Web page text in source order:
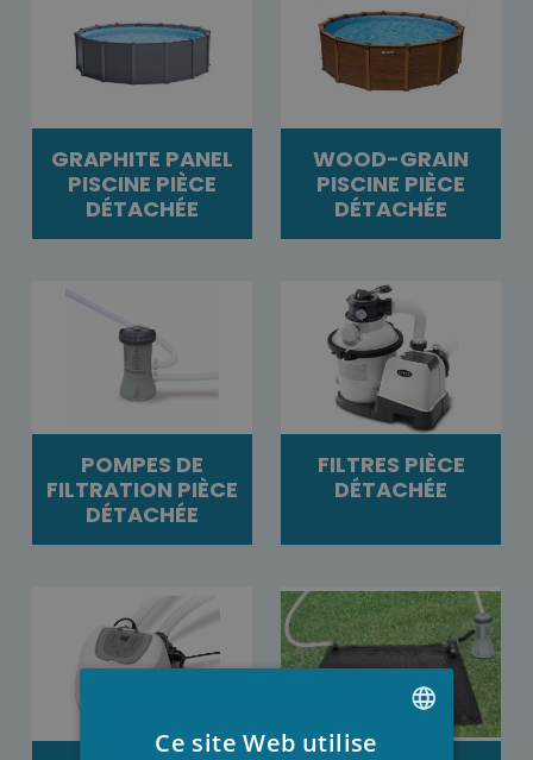
GRAPHITE PANEL
PISCINE PIÈCE
DÉTACHÉE
WOOD-GRAIN
PISCINE PIÈCE
DÉTACHÉE
POMPES DE
FILTRATION PIÈCE
DÉTACHÉE
FILTRES PIÈCE
DÉTACHÉE
Ce site Web utilise